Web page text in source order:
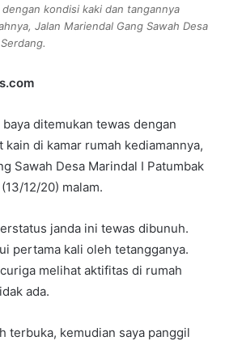
kondisi kaki dan tangannya
Jalan Mariendal Gang Sawah Desa
ditemukan tewas dengan
di kamar rumah kediamannya,
Sawah Desa Marindal I Patumbak
12/20) malam.
janda ini tewas dibunuh.
pertama kali oleh tetangganya.
melihat aktifitas di rumah
ada.
terbuka, kemudian saya panggil